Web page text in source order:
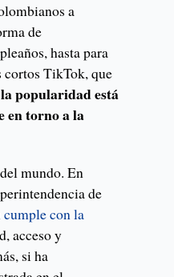
a
de
hasta para
cortos TikTok, que
popularidad está
en torno a la
mundo. En
de
con la
acceso y
si ha